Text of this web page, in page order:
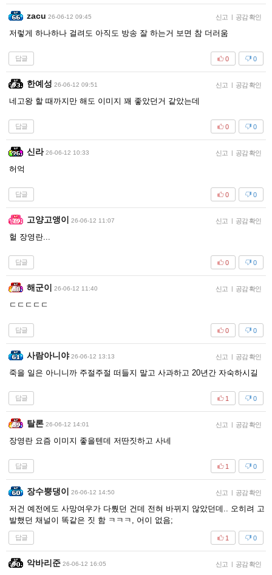
zacu 26-06-12 09:45 신고 | 공감 확인
저렇게 하나하나 걸려도 아직도 방송 잘 하는거 보면 참 더러움
답글 0
0
한예성 26-06-12 09:51 신고 | 공감 확인
네고왕 할 때까지만 해도 이미지 꽤 좋았던거 같았는데
답글 0
0
신라 26-06-12 10:33 신고 | 공감 확인
허억
답글 0
0
고양고앵이 26-06-12 11:07 신고 | 공감 확인
헐 장영란...
답글 0
0
해군이 26-06-12 11:40 신고 | 공감 확인
ㄷㄷㄷㄷㄷ
답글 0
0
사람아니야 26-06-12 13:13 신고 | 공감 확인
죽을 일은 아니니까 주절주절 떠들지 말고 사과하고 20년간 자숙하시길
답글 0
1
탈론 26-06-12 14:01 신고 | 공감 확인
장영란 요즘 이미지 좋을텐데 저딴짓하고 사네
답글 0
1
장수뿡댕이 26-06-12 14:50 신고 | 공감 확인
저건 예전에도 사망여우가 다뤘던 건데 전혀 바뀌지 않았던데.. 오히려 고
발했던 채널이 똑같은 짓 함 ㅋㅋㅋ, 어이 없음;
답글 0
1
악바리준 26-06-12 16:05 신고 | 공감 확인